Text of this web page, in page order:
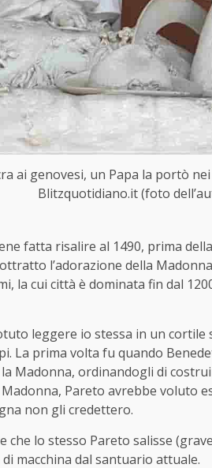
ai genovesi, un Papa la portò
Blitzquotidiano.it (foto
fatta risalire al 1490, prima
l’adorazione della
la cui città è dominata fin dal
leggere io stessa in un cortile
La prima volta fu quando
Madonna, ordinandogli di
Pareto avrebbe voluto
non gli credettero.
che lo stesso Pareto salisse
macchina dal santuario attuale.